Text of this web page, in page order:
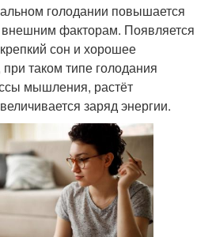
голодании повышается
внешним факторам. Появляется
сон и хорошее
таком типе голодания
мышления, растёт
заряд энергии.